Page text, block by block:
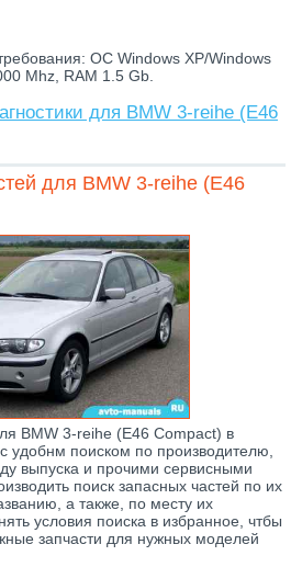
ОС Windows XP/Windows
Mhz, RAM 1.5 Gb.
для BMW 3-reihe (E46
для BMW 3-reihe (E46
BMW 3-reihe (E46 Compact) в
удобнм поиском по производителю,
выпуска и прочими сервисными
поиск запасных частей по их
а также, по месту их
условия поиска в избранное, чтбы
запчасти для нужных моделей